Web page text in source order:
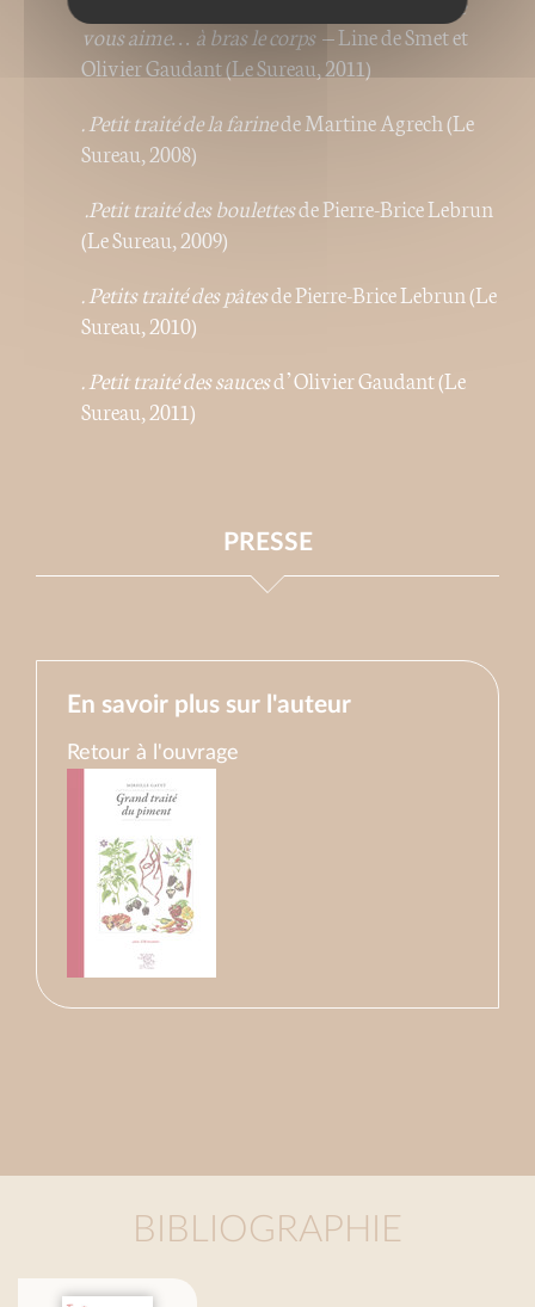
vous aime… à bras le corps– Line de Smet et
Olivier Gaudant (Le Sureau, 2011)
. Petit traité de lafarinede Martine Agrech (Le
Sureau, 2008)
.Petit traité des boulettesde Pierre-Brice Lebrun
(Le Sureau, 2009)
. Petits traité des pâtesde Pierre-Brice Lebrun (Le
Sureau, 2010)
. Petit traité dessaucesd’Olivier Gaudant (Le
Sureau, 2011)
PRESSE
En savoir plus sur l'auteur
Retour à l'ouvrage
BIBLIOGRAPHIE